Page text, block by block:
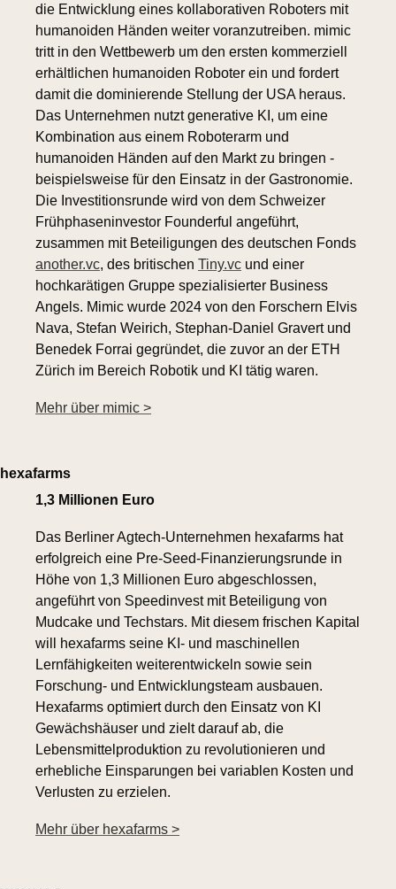
die Entwicklung eines kollaborativen Roboters mit
humanoiden Händen weiter voranzutreiben. mimic
tritt in den Wettbewerb um den ersten kommerziell
erhältlichen humanoiden Roboter ein und fordert
damit die dominierende Stellung der USA heraus.
Das Unternehmen nutzt generative KI, um eine
Kombination aus einem Roboterarm und
humanoiden Händen auf den Markt zu bringen -
beispielsweise für den Einsatz in der Gastronomie.
Die Investitionsrunde wird von dem Schweizer
Frühphaseninvestor Founderful angeführt,
another.vc, des britischen Tiny.vc und einer
hochkarätigen Gruppe spezialisierter Business
Angels. Mimic wurde 2024 von den Forschern Elvis
Nava, Stefan Weirich, Stephan-Daniel Gravert und
Benedek Forrai gegründet, die zuvor an der ETH
Zürich im Bereich Robotik und KI tätig waren.
Mehr über mimic >
hexafarms
1,3 Millionen Euro
Das Berliner Agtech-Unternehmen hexafarms hat
erfolgreich eine Pre-Seed-Finanzierungsrunde in
Höhe von 1,3 Millionen Euro abgeschlossen,
angeführt von Speedinvest mit Beteiligung von
Mudcake und Techstars. Mit diesem frischen Kapital
will hexafarms seine KI- und maschinellen
Lernfähigkeiten weiterentwickeln sowie sein
Forschung- und Entwicklungsteam ausbauen.
Hexafarms optimiert durch den Einsatz von KI
Gewächshäuser und zielt darauf ab, die
Lebensmittelproduktion zu revolutionieren und
erhebliche Einsparungen bei variablen Kosten und
Verlusten zu erzielen.
Mehr über hexafarms >